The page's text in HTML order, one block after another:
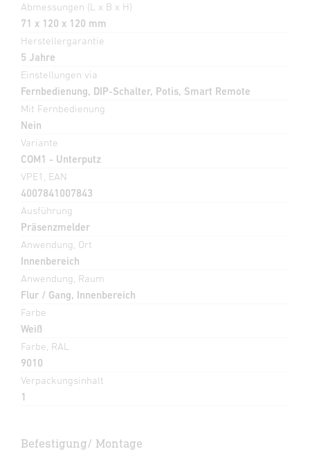
Abmessungen (L x B x H)
71 x 120 x 120 mm
Herstellergarantie
5 Jahre
Einstellungen via
Fernbedienung, DIP-Schalter, Potis, Smart Remote
Mit Fernbedienung
Nein
Variante
COM1 - Unterputz
VPE1, EAN
4007841007843
Ausführung
Präsenzmelder
Anwendung, Ort
Innenbereich
Anwendung, Raum
Flur / Gang, Innenbereich
Farbe
Weiß
Farbe, RAL
9010
Verpackungsinhalt
1
Befestigung/ Montage